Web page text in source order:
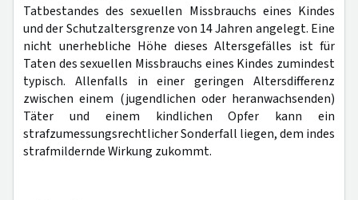
Tatbestandes des sexuellen Missbrauchs eines Kindes
und der Schutzaltersgrenze von 14 Jahren angelegt. Eine
nicht unerhebliche Höhe dieses Altersgefälles ist für
Taten des sexuellen Missbrauchs eines Kindes zumindest
typisch. Allenfalls in einer geringen Altersdifferenz
zwischen einem (jugendlichen oder heranwachsenden)
Täter und einem kindlichen Opfer kann ein
strafzumessungsrechtlicher Sonderfall liegen, dem indes
strafmildernde Wirkung zukommt.